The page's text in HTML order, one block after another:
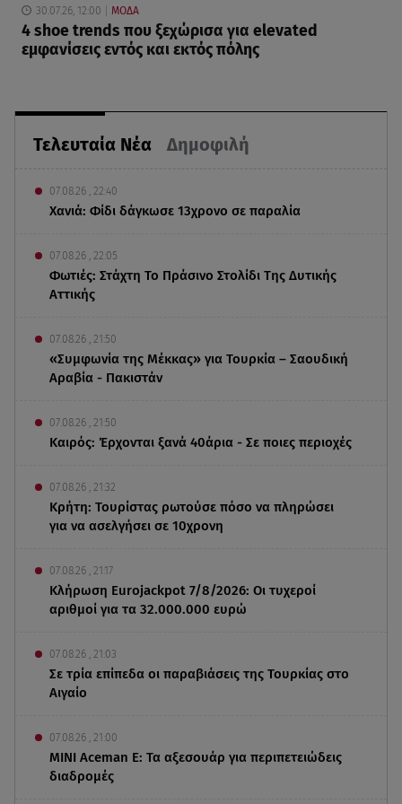
Τελευταία Νέα Δημοφιλή
07.08.26 , 22:40
Χανιά: Φίδι δάγκωσε 13χρονο σε παραλία
07.08.26 , 22:05
Φωτιές: Στάχτη Το Πράσινο Στολίδι Της Δυτικής
Αττικής
07.08.26 , 21:50
«Συμφωνία της Μέκκας» για Τουρκία – Σαουδική
Αραβία - Πακιστάν
07.08.26 , 21:50
Καιρός: Έρχονται ξανά 40άρια - Σε ποιες περιοχές
07.08.26 , 21:32
Κρήτη: Τουρίστας ρωτούσε πόσο να πληρώσει
για να ασελγήσει σε 10χρονη
07.08.26 , 21:17
Κλήρωση Eurojackpot 7/8/2026: Οι τυχεροί
αριθμοί για τα 32.000.000 ευρώ
07.08.26 , 21:03
Σε τρία επίπεδα οι παραβιάσεις της Τουρκίας στο
Αιγαίο
07.08.26 , 21:00
MINI Aceman E: Τα αξεσουάρ για περιπετειώδεις
διαδρομές
30.07.26, 12:00 ΜΟΔΑ
4 shoe trends που ξεχώρισα για elevated
εμφανίσεις εντός και εκτός πόλης